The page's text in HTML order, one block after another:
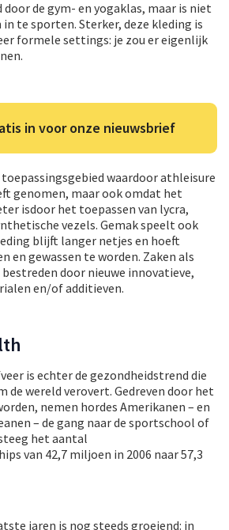
de gym- en yogaklas, maar is niet
te sporten. Sterker, deze kleding is
formele settings: je zou er eigenlijk
in voor onze nieuwsbrief
waardoor athleisure
genomen, maar ook omdat het
isdoor het toepassen van lycra,
vezels. Gemak speelt ook
blijft langer netjes en hoeft
en gewassen te worden. Zaken als
door nieuwe innovatieve,
en/of additieven.
is echter de gezondheidstrend die
de wereld verovert. Gedreven door het
nemen hordes Amerikanen – en
– de gang naar de sportschool of
het aantal
van 42,7 miljoen in 2006 naar 57,3
jaren is nog steeds groeiend: in